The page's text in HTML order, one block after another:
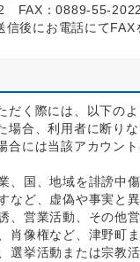
FAX：0889-55-2022
後にお電話にてFAX
だく際には、以下の
場合、利用者に断り
合には当該アカウン
、国、地域を誹謗中
など、虚偽や事実と
、営業活動、その他
肖像権など、津野町
選挙活動または宗教